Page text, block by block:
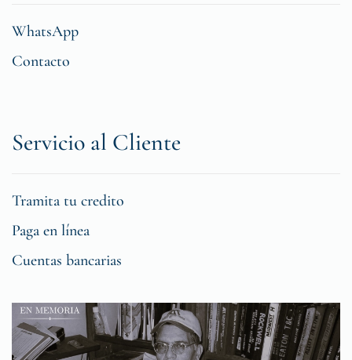
WhatsApp
Contacto
Servicio al Cliente
Tramita tu credito
Paga en línea
Cuentas bancarias